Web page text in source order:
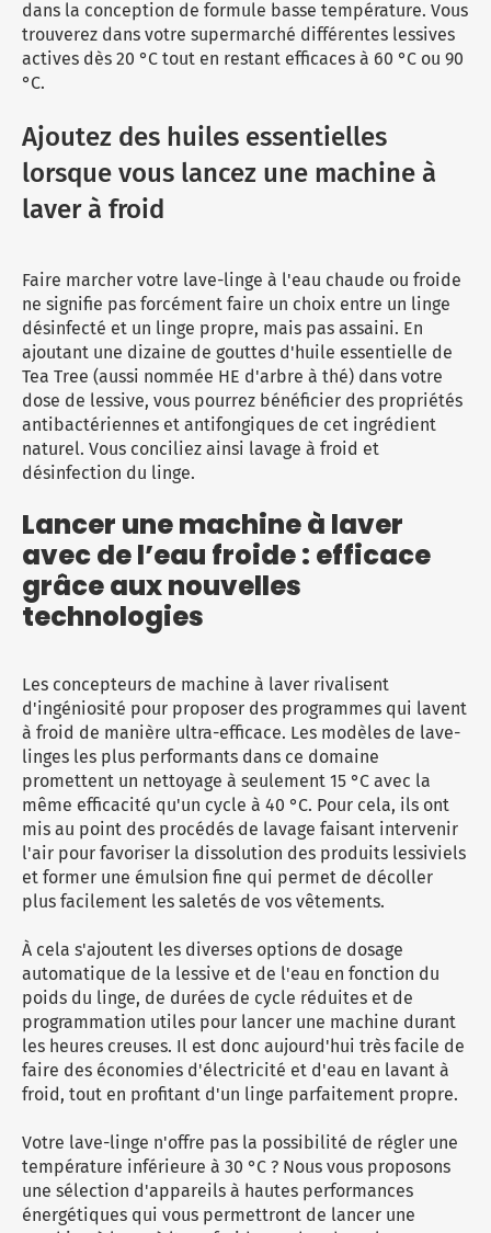
dans la conception de formule basse température. Vous
trouverez dans votre supermarché différentes lessives
actives dès 20 °C tout en restant efficaces à 60 °C ou 90
°C.
Ajoutez des huiles essentielles
lorsque vous lancez une machine à
laver à froid
Faire marcher votre lave-linge à l'eau chaude ou froide
ne signifie pas forcément faire un choix entre un linge
désinfecté et un linge propre, mais pas assaini. En
ajoutant une dizaine de gouttes d'huile essentielle de
Tea Tree (aussi nommée HE d'arbre à thé) dans votre
dose de lessive, vous pourrez bénéficier des propriétés
antibactériennes et antifongiques de cet ingrédient
naturel. Vous conciliez ainsi lavage à froid et
désinfection du linge.
Lancer une machine à laver
avec de l’eau froide : efficace
grâce aux nouvelles
technologies
Les concepteurs de machine à laver rivalisent
d'ingéniosité pour proposer des programmes qui lavent
à froid de manière ultra-efficace. Les modèles de lave-
linges les plus performants dans ce domaine
promettent un nettoyage à seulement 15 °C avec la
même efficacité qu'un cycle à 40 °C. Pour cela, ils ont
mis au point des procédés de lavage faisant intervenir
l'air pour favoriser la dissolution des produits lessiviels
et former une émulsion fine qui permet de décoller
plus facilement les saletés de vos vêtements.
À cela s'ajoutent les diverses options de dosage
automatique de la lessive et de l'eau en fonction du
poids du linge, de durées de cycle réduites et de
programmation utiles pour lancer une machine durant
les heures creuses. Il est donc aujourd'hui très facile de
faire des économies d'électricité et d'eau en lavant à
froid, tout en profitant d'un linge parfaitement propre.
Votre lave-linge n'offre pas la possibilité de régler une
température inférieure à 30 °C ? Nous vous proposons
une sélection d'appareils à hautes performances
énergétiques qui vous permettront de lancer une